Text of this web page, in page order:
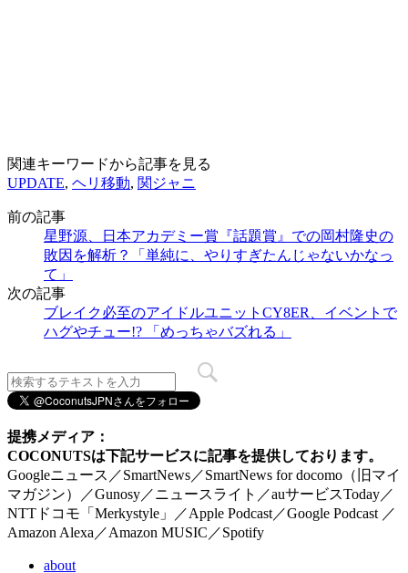
関連キーワードから記事を見る
UPDATE, ヘリ移動, 関ジャニ
前の記事
星野源、日本アカデミー賞『話題賞』での岡村隆史の
敗因を解析？「単純に、やりすぎたんじゃないかなっ
て」
次の記事
ブレイク必至のアイドルユニットCY8ER、イベントで
ハグやチュー!? 「めっちゃバズれる」
提携メディア：
COCONUTSは下記サービスに記事を提供しております。
Googleニュース／SmartNews／SmartNews for docomo（旧マイ
マガジン）／Gunosy／ニュースライト／auサービスToday／
NTTドコモ「Merkystyle」／Apple Podcast／Google Podcast ／
Amazon Alexa／Amazon MUSIC／Spotify
about